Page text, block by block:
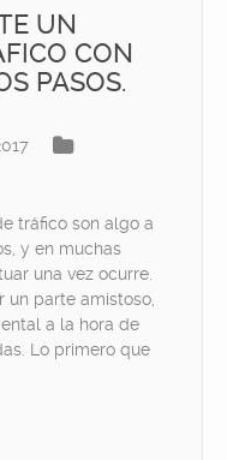
UN
CON
PASOS.
tráfico son algo a
y en muchas
una vez ocurre.
un parte amistoso,
a la hora de
Lo primero que